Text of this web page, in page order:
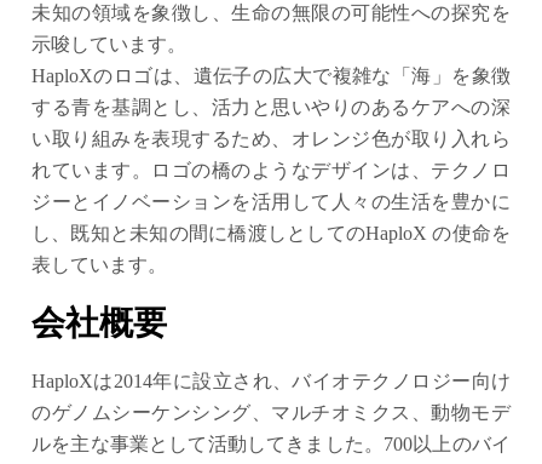
未知の領域を象徴し、生命の無限の可能性への探究を
示唆しています。
HaploXのロゴは、遺伝子の広大で複雑な「海」を象徴
する青を基調とし、活力と思いやりのあるケアへの深
い取り組みを表現するため、オレンジ色が取り入れら
れています。ロゴの橋のようなデザインは、テクノロ
ジーとイノベーションを活用して人々の生活を豊かに
し、既知と未知の間に橋渡しとしてのHaploX の使命を
表しています。
会社概要
HaploXは2014年に設立され、バイオテクノロジー向け
のゲノムシーケンシング、マルチオミクス、動物モデ
ルを主な事業として活動してきました。700以上のバイ